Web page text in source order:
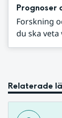
Prognoser
Forskning
du ska veta
Relaterade